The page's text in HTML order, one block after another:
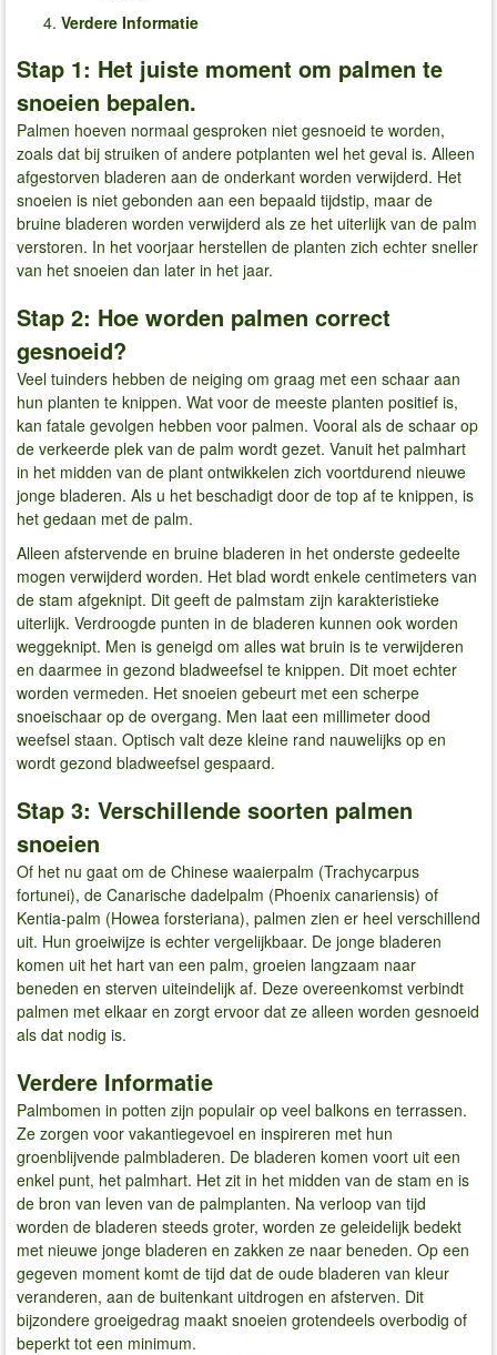
Verdere Informatie
Stap 1: Het juiste moment om palmen te
snoeien bepalen.
Palmen hoeven normaal gesproken niet gesnoeid te worden,
zoals dat bij struiken of andere potplanten wel het geval is. Alleen
afgestorven bladeren aan de onderkant worden verwijderd. Het
snoeien is niet gebonden aan een bepaald tijdstip, maar de
bruine bladeren worden verwijderd als ze het uiterlijk van de palm
verstoren. In het voorjaar herstellen de planten zich echter sneller
van het snoeien dan later in het jaar.
Stap 2: Hoe worden palmen correct
gesnoeid?
Veel tuinders hebben de neiging om graag met een schaar aan
hun planten te knippen. Wat voor de meeste planten positief is,
kan fatale gevolgen hebben voor palmen. Vooral als de schaar op
de verkeerde plek van de palm wordt gezet. Vanuit het palmhart
in het midden van de plant ontwikkelen zich voortdurend nieuwe
jonge bladeren. Als u het beschadigt door de top af te knippen, is
het gedaan met de palm.
Alleen afstervende en bruine bladeren in het onderste gedeelte
mogen verwijderd worden. Het blad wordt enkele centimeters van
de stam afgeknipt. Dit geeft de palmstam zijn karakteristieke
uiterlijk. Verdroogde punten in de bladeren kunnen ook worden
weggeknipt. Men is geneigd om alles wat bruin is te verwijderen
en daarmee in gezond bladweefsel te knippen. Dit moet echter
worden vermeden. Het snoeien gebeurt met een scherpe
snoeischaar op de overgang. Men laat een millimeter dood
weefsel staan. Optisch valt deze kleine rand nauwelijks op en
wordt gezond bladweefsel gespaard.
Stap 3: Verschillende soorten palmen
snoeien
Of het nu gaat om de Chinese waaierpalm (Trachycarpus
fortunei), de Canarische dadelpalm (Phoenix canariensis) of
Kentia-palm (Howea forsteriana), palmen zien er heel verschillend
uit. Hun groeiwijze is echter vergelijkbaar. De jonge bladeren
komen uit het hart van een palm, groeien langzaam naar
beneden en sterven uiteindelijk af. Deze overeenkomst verbindt
palmen met elkaar en zorgt ervoor dat ze alleen worden gesnoeid
als dat nodig is.
Verdere Informatie
Palmbomen in potten zijn populair op veel balkons en terrassen.
Ze zorgen voor vakantiegevoel en inspireren met hun
groenblijvende palmbladeren. De bladeren komen voort uit een
enkel punt, het palmhart. Het zit in het midden van de stam en is
de bron van leven van de palmplanten. Na verloop van tijd
worden de bladeren steeds groter, worden ze geleidelijk bedekt
met nieuwe jonge bladeren en zakken ze naar beneden. Op een
gegeven moment komt de tijd dat de oude bladeren van kleur
veranderen, aan de buitenkant uitdrogen en afsterven. Dit
bijzondere groeigedrag maakt snoeien grotendeels overbodig of
beperkt tot een minimum.